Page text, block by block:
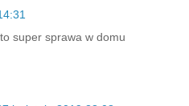
super sprawa w domu